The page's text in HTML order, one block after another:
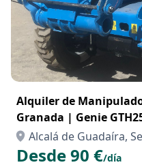
Alquiler de
Granada | Genie
Alcalá de Guadaíra,
Desde 90 €/día